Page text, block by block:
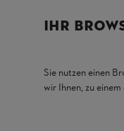
u kompletu
101:
ćete dobiti i litijum-
da počnete sa radom.
IHR
Sie nutzen einen
wir Ihnen, zu